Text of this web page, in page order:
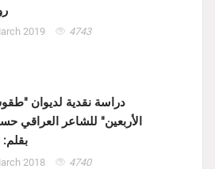
2019 4743
دراسة نقدية لديوان
الأربعين" للشاعر العراقي
2018 4740